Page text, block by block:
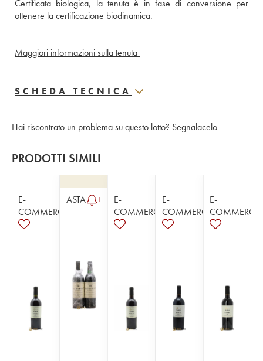
Certificata biologica, la tenuta è in fase di conversione per
ottenere la certificazione biodinamica.
Maggiori informazioni sulla tenuta
SCHEDA TECNICA
Hai riscontrato un problema su questo lotto? Segnalacelo
PRODOTTI SIMILI
E-
COMMERCE
ASTA 1
E-
COMMERCE
E-
COMMERCE
E-
COMMERCE